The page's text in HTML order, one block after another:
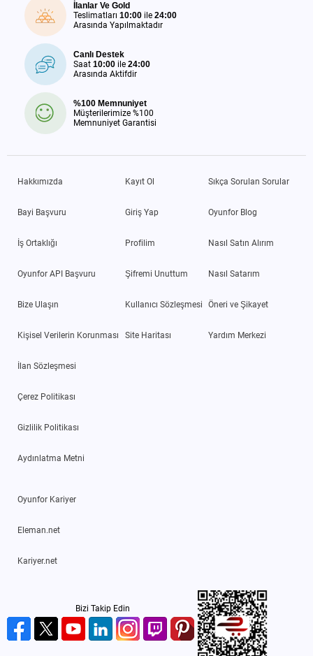
İlanlar Ve Gold
Teslimatları 10:00 ile 24:00
Arasında Yapılmaktadır
Canlı Destek
Saat 10:00 ile 24:00
Arasında Aktifdir
%100 Memnuniyet
Müşterilerimize %100
Memnuniyet Garantisi
Hakkımızda
Bayi Başvuru
İş Ortaklığı
Oyunfor API Başvuru
Bize Ulaşın
Kişisel Verilerin Korunması
İlan Sözleşmesi
Çerez Politikası
Gizlilik Politikası
Aydınlatma Metni
Kayıt Ol
Giriş Yap
Profilim
Şifremi Unuttum
Kullanıcı Sözleşmesi
Site Haritası
Sıkça Sorulan Sorular
Oyunfor Blog
Nasıl Satın Alırım
Nasıl Satarım
Öneri ve Şikayet
Yardım Merkezi
Oyunfor Kariyer
Eleman.net
Kariyer.net
Bizi Takip Edin